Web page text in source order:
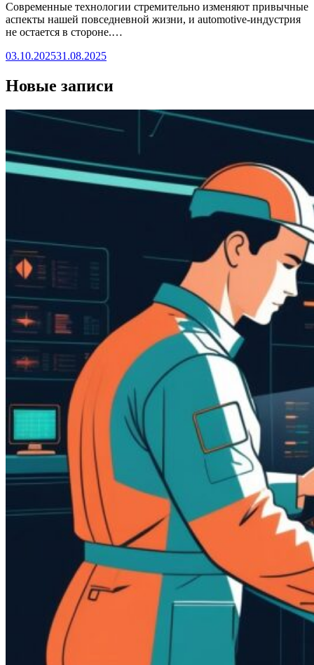
Современные технологии стремительно изменяют привычные
аспекты нашей повседневной жизни, и automotive-индустрия
не остается в стороне.…
03.10.202531.08.2025
Новые записи